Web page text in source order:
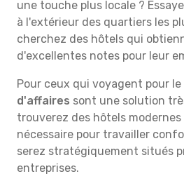
une touche plus locale ?
à l'extérieur des quartiers les
cherchez des hôtels qui
d'excellentes notes pour leur
Pour ceux qui voyagent pour
d'affaires sont une solution
trouverez des hôtels
nécessaire pour travailler
serez stratégiquement situés
entreprises.